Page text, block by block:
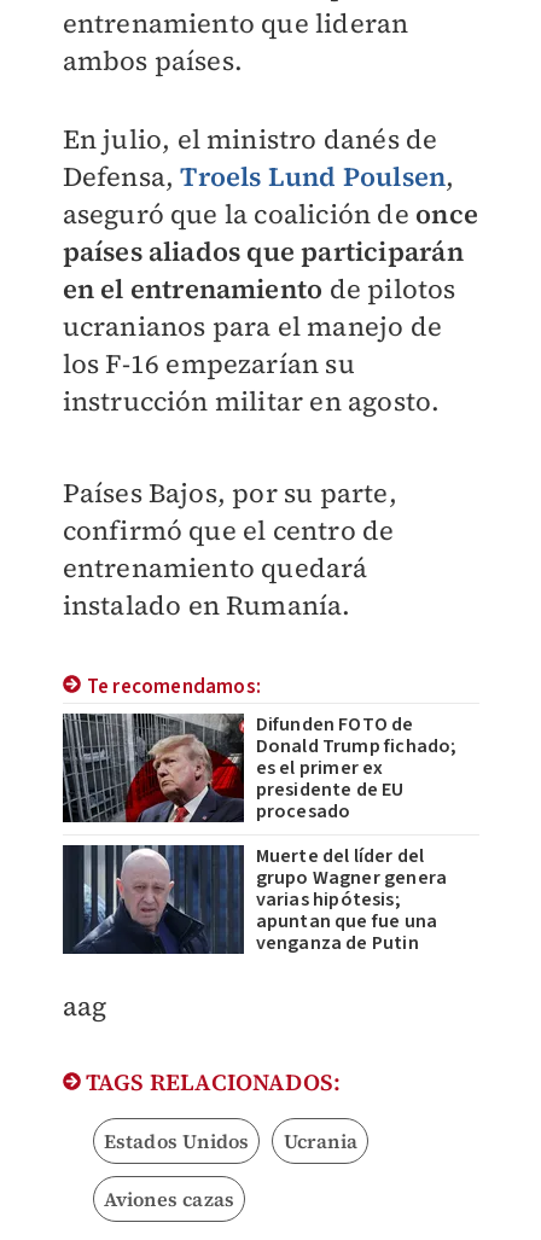
entrenamiento que lideran
ambos países.
En julio, el ministro danés de
Defensa,Troels Lund Poulsen,
aseguró que la coalición de once
países aliados que participarán
en el entrenamiento de pilotos
ucranianos para el manejo de
los F-16 empezarían su
instrucción militar en agosto.
Países Bajos, por su parte,
confirmó que el centro de
entrenamiento quedará
instalado en Rumanía.
Te recomendamos:
Difunden FOTO de
Donald Trump fichado;
es el primer ex
presidente de EU
procesado
Muerte del líder del
grupo Wagner genera
varias hipótesis;
apuntan que fue una
venganza de Putin
aag
TAGS RELACIONADOS:
Estados Unidos Ucrania
Aviones cazas